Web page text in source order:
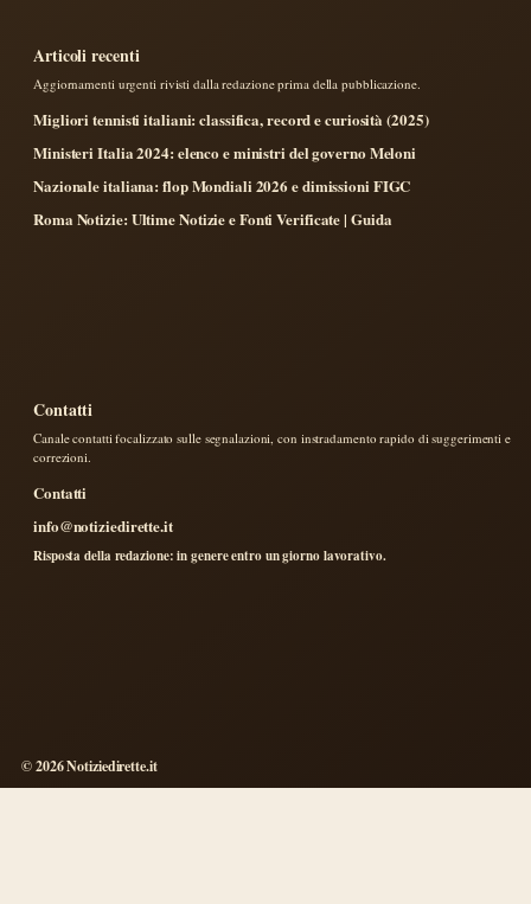
Articoli recenti
Aggiornamenti urgenti rivisti dalla redazione prima della pubblicazione.
Migliori tennisti italiani: classifica, record e curiosità (2025)
Ministeri Italia 2024: elenco e ministri del governo Meloni
Nazionale italiana: flop Mondiali 2026 e dimissioni FIGC
Roma Notizie: Ultime Notizie e Fonti Verificate | Guida
Contatti
Canale contatti focalizzato sulle segnalazioni, con instradamento rapido di suggerimenti e
correzioni.
Contatti
info@notiziedirette.it
Risposta della redazione: in genere entro un giorno lavorativo.
© 2026 Notiziedirette.it